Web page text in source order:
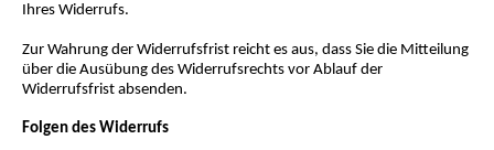
Ihres Widerrufs.
Zur Wahrung der Widerrufsfrist reicht es aus, dass Sie die Mitteilung
über die Ausübung des Widerrufsrechts vor Ablauf der
Widerrufsfrist absenden.
Folgen des Widerrufs